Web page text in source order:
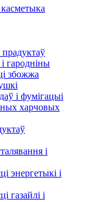
касметыка
прадуктаў
гародніны
збожжа
і фумігацыі
харчовых
і
энергетыкі і
газайлі і